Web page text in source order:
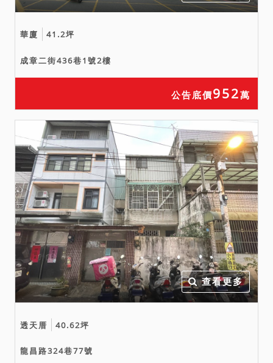
畫（民國72年9月13日）之
計畫（民國72年9月13日）
之道路用地，上開計畫案中
土地使用分區管制之規定及
開發限制請應買人自行洽桃
園市政府都市發展局等相關
機關詢問，俾決定是否應
買，拍定後不得以此為理由
請求撤銷拍定。
八、本件執行標的有建物，
本院已儘量將調查所得之輻
射屋、海砂屋、地震受創、
嚴重漏水、火災受損、建物
內有非自然死亡或其他足以
影響交易之特殊情事等項，
於使用情形欄載明，如使用
情形欄未特別載明，即表示
華廈 41.2坪
成章二街436巷1號2樓
公告底價952萬
查看更多
透天厝 40.62坪
龍昌路324巷77號